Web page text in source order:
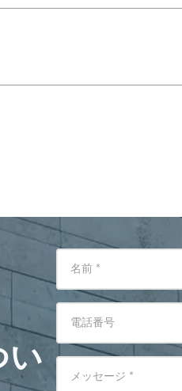
い
名前 *
電話番号
メッセージ *